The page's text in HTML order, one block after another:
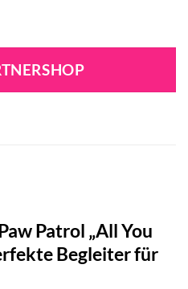
Patrol „All You
Begleiter für